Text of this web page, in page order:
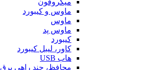
میکروفون
ماوس و کیبورد
ماوس
ماوس پد
کیبورد
کاور، لیبل کیبورد
هاب USB
محافظ، چند راهی برق